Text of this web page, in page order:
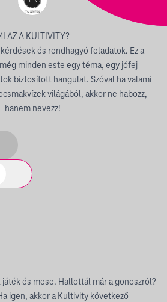
AZ A KULTIVITY?
és rendhagyó feladatok. Ez a
minden este egy téma, egy jófej
biztosított hangulat. Szóval ha valami
világából, akkor ne habozz,
hanem nevezz!
és mese. Hallottál már a gonoszról?
igen, akkor a Kultivity következő